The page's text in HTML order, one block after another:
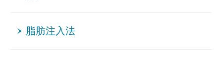
脂肪注入法